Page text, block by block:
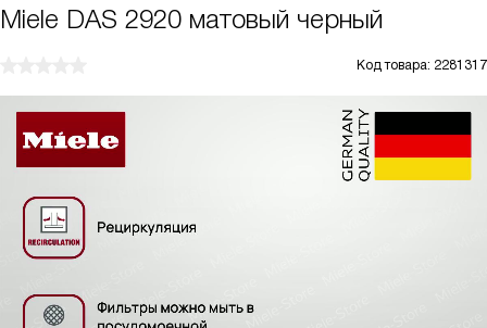
Miele DAS 2920 матовый черный
Код товара: 2281317